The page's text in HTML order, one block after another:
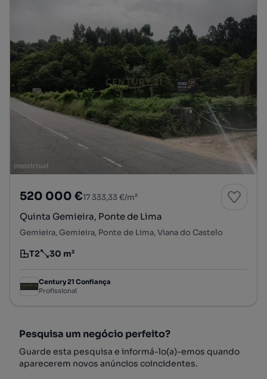
520 000 €17 333,33 €/m²
Quinta Gemieira, Ponte de Lima
Gemieira, Gemieira, Ponte de Lima, Viana do Castelo
Tipologia
T2
Preço por metro quadrado
30 m²
Century 21 Confiança
Profissional
Pesquisa um negócio perfeito?
Guarde esta pesquisa e informá-lo(a)-emos quando
aparecerem novos anúncios coincidentes.